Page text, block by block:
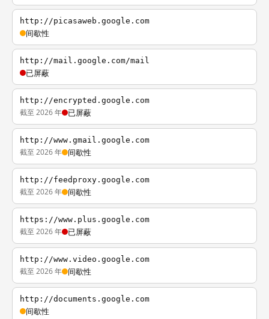
http://picasaweb.google.com
间歇性
http://mail.google.com/mail
已屏蔽
http://encrypted.google.com
截至 2026 年 已屏蔽
http://www.gmail.google.com
截至 2026 年 间歇性
http://feedproxy.google.com
截至 2026 年 间歇性
https://www.plus.google.com
截至 2026 年 已屏蔽
http://www.video.google.com
截至 2026 年 间歇性
http://documents.google.com
间歇性